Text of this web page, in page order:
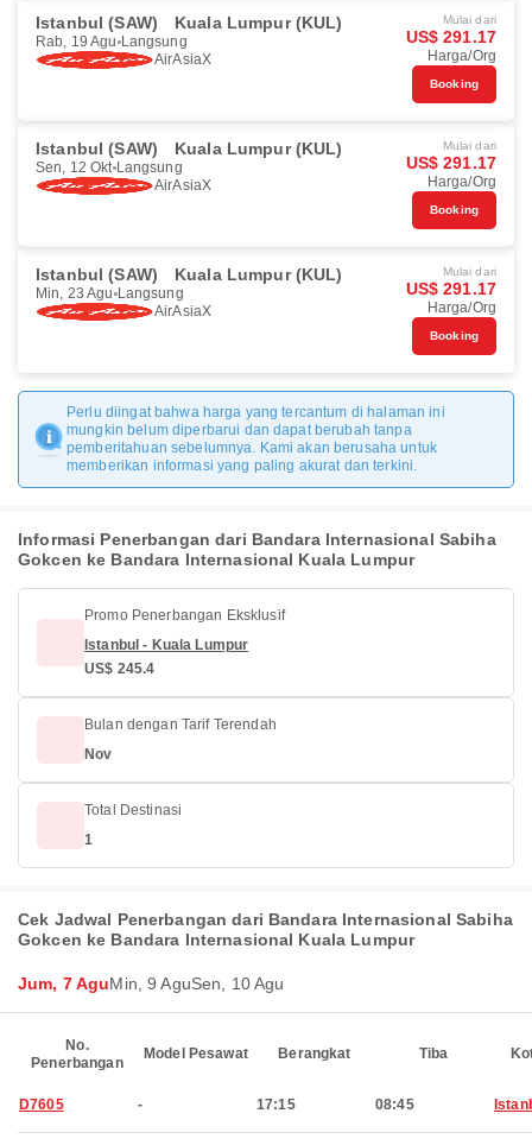
Istanbul (SAW) Kuala Lumpur (KUL)
Rab, 19 Agu Langsung
AirAsiaX
Mulai dari
US$ 291.17
Harga/Org
Booking
Istanbul (SAW) Kuala Lumpur (KUL)
Sen, 12 Okt Langsung
AirAsiaX
Mulai dari
US$ 291.17
Harga/Org
Booking
Istanbul (SAW) Kuala Lumpur (KUL)
Min, 23 Agu Langsung
AirAsiaX
Mulai dari
US$ 291.17
Harga/Org
Booking
Perlu diingat bahwa harga yang tercantum di halaman ini
mungkin belum diperbarui dan dapat berubah tanpa
pemberitahuan sebelumnya. Kami akan berusaha untuk
memberikan informasi yang paling akurat dan terkini.
Informasi Penerbangan dari Bandara Internasional Sabiha
Gokcen ke Bandara Internasional Kuala Lumpur
Promo Penerbangan Eksklusif
Istanbul - Kuala Lumpur
US$ 245.4
Bulan dengan Tarif Terendah
Nov
Total Destinasi
1
Cek Jadwal Penerbangan dari Bandara Internasional Sabiha
Gokcen ke Bandara Internasional Kuala Lumpur
Jum, 7 AguMin, 9 AguSen, 10 Agu
No.
Penerbangan
Model Pesawat Berangkat Tiba
D7605 - 17:15 08:45